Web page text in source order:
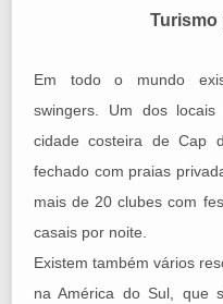
Turismo
Em todo o mundo
swingers. Um dos
cidade costeira de Cap
fechado com praias
mais de 20 clubes com
casais por noite.
Existem também vários
na América do Sul, que